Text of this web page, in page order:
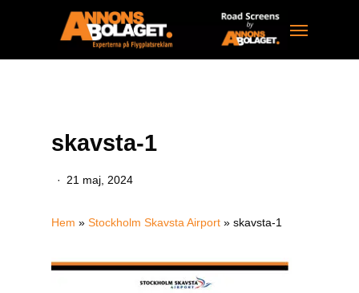
Menu
skavsta-1
21 maj, 2024
Hem » Stockholm Skavsta Airport » skavsta-1